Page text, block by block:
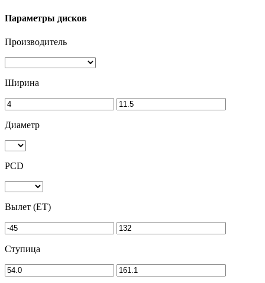
Параметры дисков
Производитель
Ширина
Диаметр
PCD
Вылет (ET)
Ступица